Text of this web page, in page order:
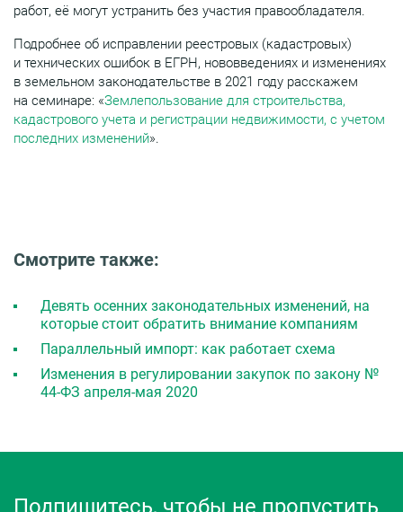
работ, её могут устранить без участия правообладателя.
Подробнее об исправлении реестровых (кадастровых)
и технических ошибок в ЕГРН, нововведениях и изменениях
в земельном законодательстве в 2021 году расскажем
на семинаре: «Землепользование для строительства,
кадастрового учета и регистрации недвижимости, с учетом
последних изменений».
Смотрите также:
Девять осенних законодательных изменений, на
которые стоит обратить внимание компаниям
Параллельный импорт: как работает схема
Изменения в регулировании закупок по закону №
44-ФЗ апреля-мая 2020
Подпишитесь, чтобы не пропустить